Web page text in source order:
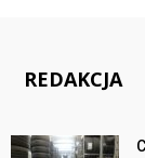
REDAKCJA